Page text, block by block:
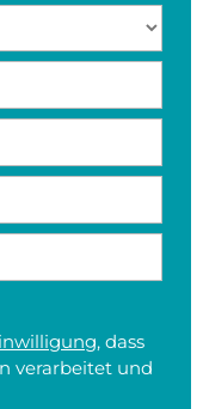
, dass
verarbeitet und